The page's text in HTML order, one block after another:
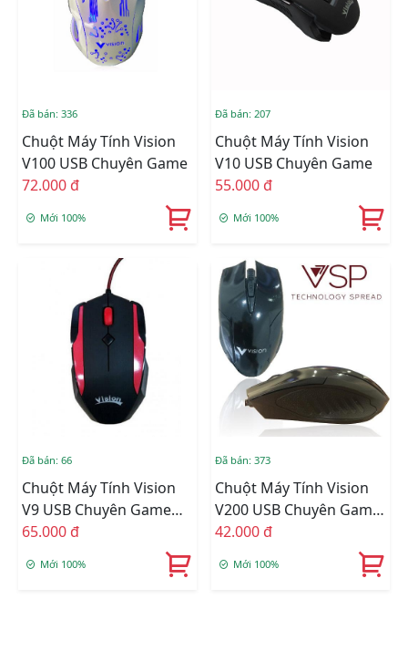
Đã bán: 336
Chuột Máy Tính Vision
V100 USB Chuyên Game
72.000 đ
Mới 100%
Đã bán: 207
Chuột Máy Tính Vision
V10 USB Chuyên Game
55.000 đ
Mới 100%
Đã bán: 66
Chuột Máy Tính Vision
V9 USB Chuyên Game
(CH)
65.000 đ
Mới 100%
Đã bán: 373
Chuột Máy Tính Vision
V200 USB Chuyên Game
(CH)
42.000 đ
Mới 100%